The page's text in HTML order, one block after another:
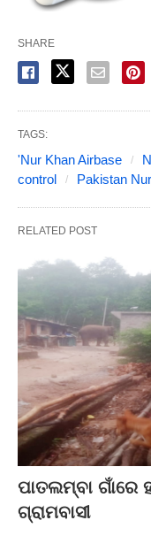
SHARE
TAGS:
'Nur Khan Airbase
control
Pakistan
RELATED POST
ପାତଲମ୍ବା ଗାଁରେ
ଗ୍ରାମବାସୀ